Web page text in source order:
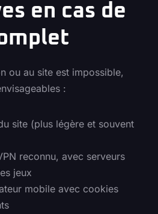
en cas de
ou au site est impossible,
:
site (plus légère et souvent
reconnu, avec serveurs
jeux
mobile avec cookies